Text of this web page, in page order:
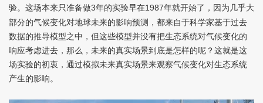
验。这场本来只准备做3年的实验早在1987年就开始了，因为几乎大
部分的气候变化对地球未来的影响预测，都来自于科学家基于过去
数据的推导模型之中，但这些模型并没有把生态系统对气候变化的
响应考虑进去，那么，未来的真实场景到底是怎样的呢？这就是这
场实验的初衷，通过模拟未来真实场景来观察气候变化对生态系统
产生的影响。